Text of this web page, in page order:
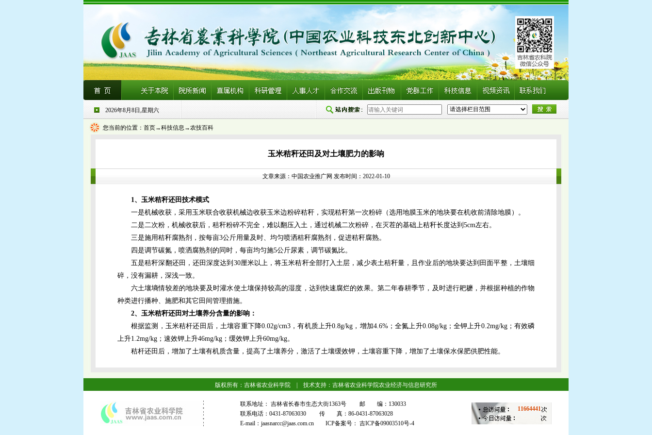
2026年8月8日,星期六
您当前的位置： 首页→科技信息→农技百科
玉米秸秆还田及对土壤肥力的影响
文章来源：中国农业推广网 发布时间：2022-01-10
1、玉米秸秆还田技术模式
一是机械收获，采用玉米联合收获机械边收获玉米边粉碎秸秆，实现秸秆第一次粉碎（选用地膜玉米的地块要在机收前清除地膜）。
二是二次粉，机械收获后，秸秆粉碎不完全，难以翻压入土，通过机械二次粉碎，在灭茬的基础上秸秆长度达到5cm左右。
三是施用秸秆腐熟剂，按每亩3公斤用量及时、均匀喷洒秸秆腐熟剂，促进秸秆腐熟。
四是调节碳氮，喷洒腐熟剂的同时，每亩均匀施5公斤尿素，调节碳氮比。
五是秸秆深翻还田，还田深度达到30厘米以上，将玉米秸秆全部打入土层，减少表土秸秆量，且作业后的地块要达到田面平整，土壤细
碎，没有漏耕，深浅一致。
六土壤墒情较差的地块要及时灌水使土壤保持较高的湿度，达到快速腐烂的效果。第二年春耕季节，及时进行耙耱，并根据种植的作物
种类进行播种、施肥和其它田间管理措施。
2、玉米秸秆还田对土壤养分含量的影响：
根据监测，玉米秸杆还田后，土壤容重下降0.02g/cm3，有机质上升0.8g/kg，增加4.6%；全氮上升0.08g/kg；全钾上升0.2mg/kg；有效磷
上升1.2mg/kg；速效钾上升46mg/kg；缓效钾上升60mg/kg。
秸杆还田后，增加了土壤有机质含量，提高了土壤养分，激活了土壤缓效钾，土壤容重下降，增加了土壤保水保肥供肥性能。
版权所有：吉林省农业科学院 | 技术支持：吉林省农业科学院农业经济与信息研究所
联系地址： 吉林省长春市生态大街1363号 邮 编：130033
联系电话：0431-87063030 传 真：86-0431-87063028
E-mail：jaasnarcc@jaas.com.cn ICP备案号： 吉ICP备09003510号-4
11664441